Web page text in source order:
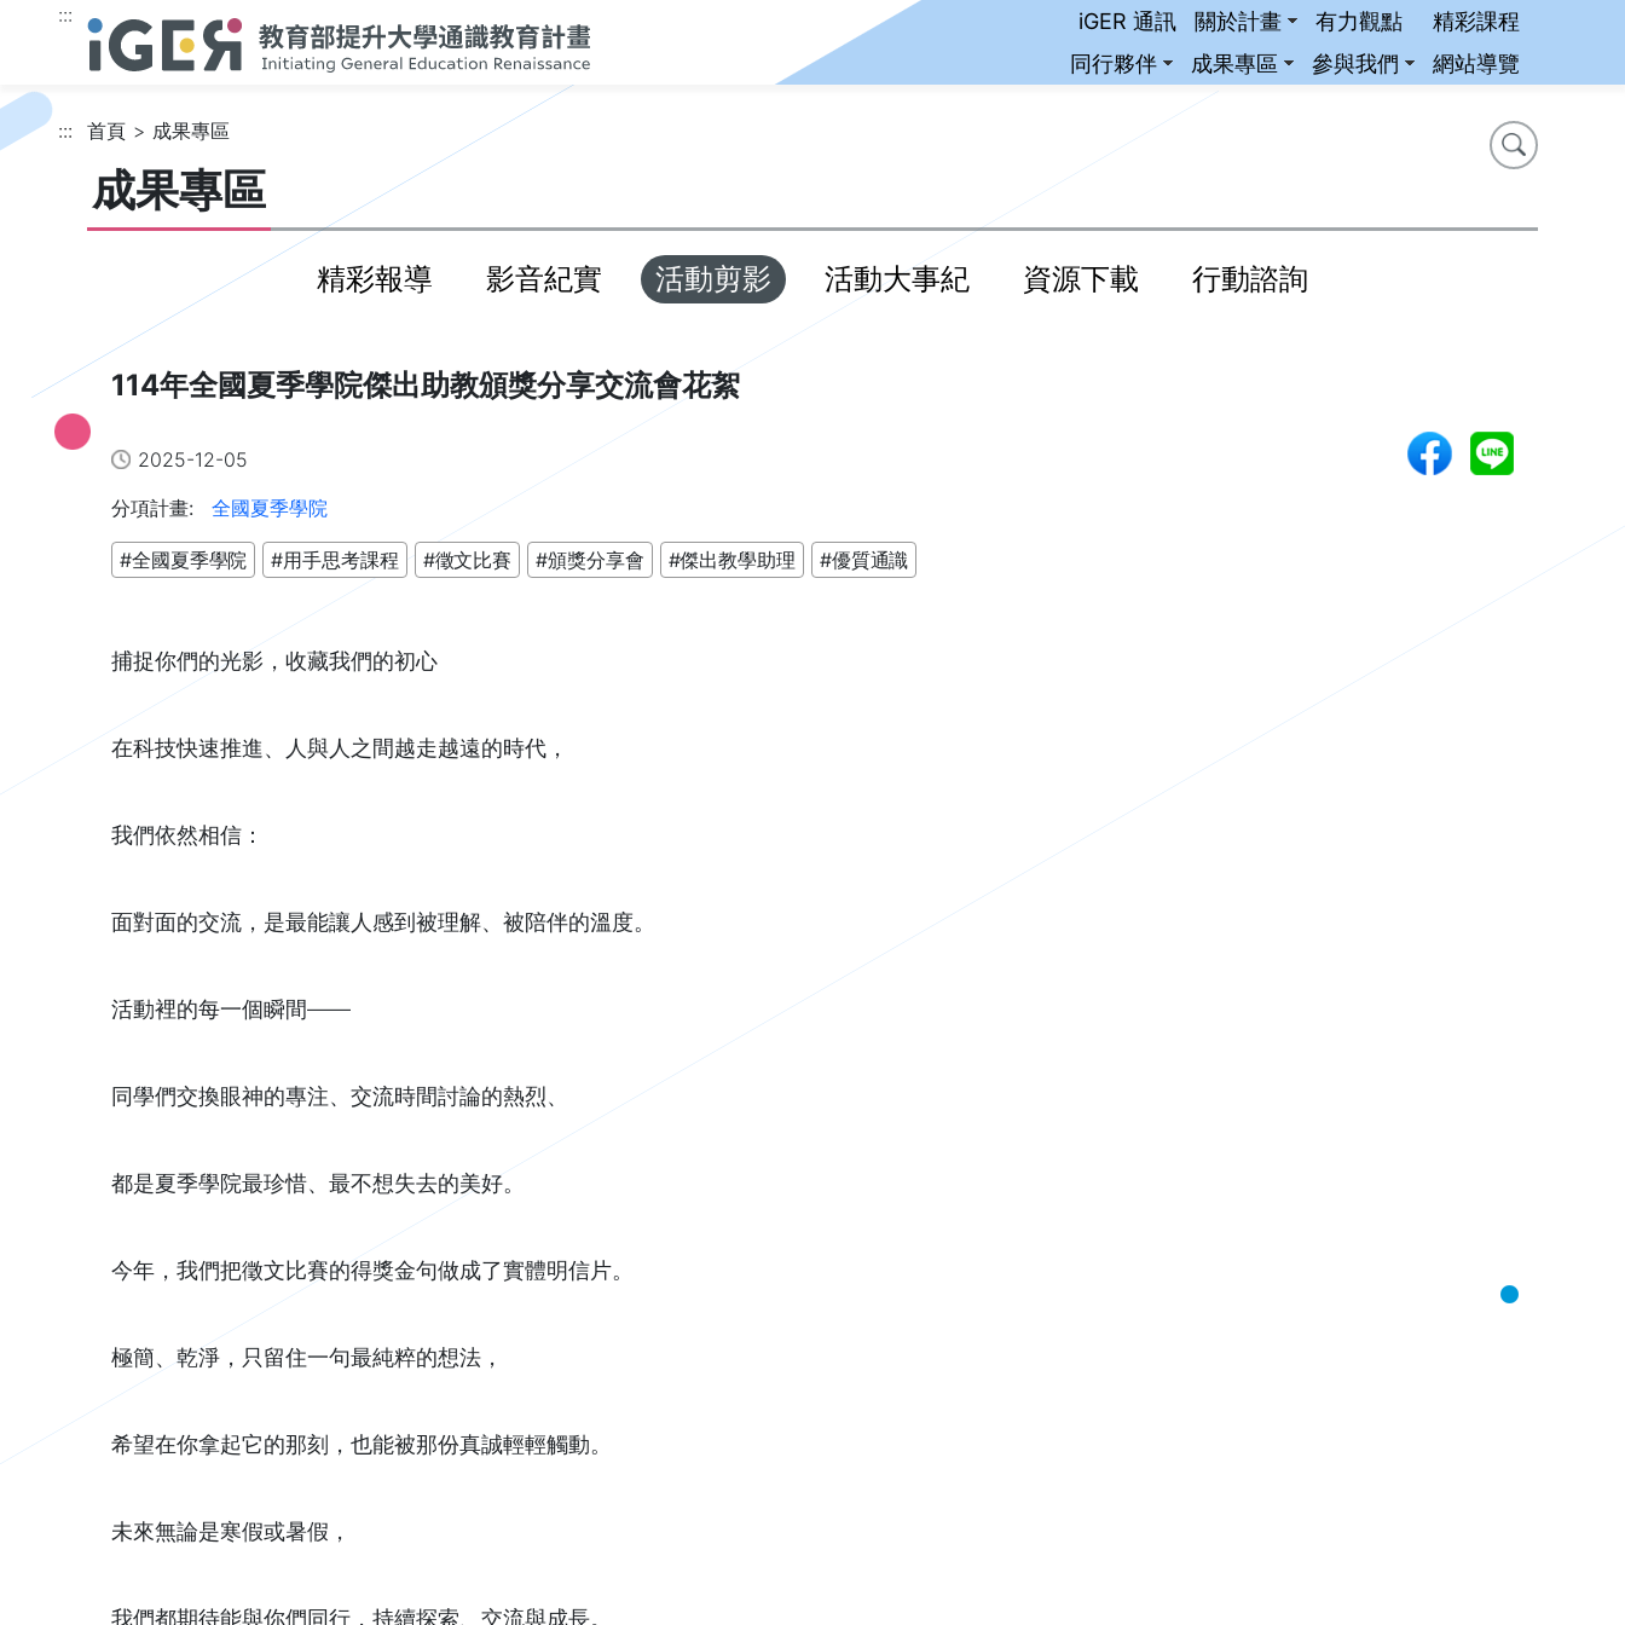
跳到主要內容
::: iGER 通訊 關於計畫 有力觀點
精彩課程
同行夥伴
成果專區 參與我們 網站導覽
::: 首頁
成果專區
搜尋
搜尋
成果專區
精彩報導 影音紀實 活動剪影 活動大事紀 資源下載 行動諮詢
114年全國夏季學院傑出助教頒獎分享交流會花絮
2025-12-05
分項計畫:
全國夏季學院
#全國夏季學院 #用手思考課程 #徵文比賽 #頒獎分享會 #傑出教學助理 #優質通識
捕捉你們的光影，收藏我們的初心
在科技快速推進、人與人之間越走越遠的時代，
我們依然相信：
面對面的交流，是最能讓人感到被理解、被陪伴的溫度。
活動裡的每一個瞬間——
同學們交換眼神的專注、交流時間討論的熱烈、
都是夏季學院最珍惜、最不想失去的美好。
今年，我們把徵文比賽的得獎金句做成了實體明信片。
極簡、乾淨，只留住一句最純粹的想法，
希望在你拿起它的那刻，也能被那份真誠輕輕觸動。
未來無論是寒假或暑假，
我們都期待能與你們同行，持續探索、交流與成長。